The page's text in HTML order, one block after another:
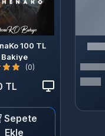
100 TL
Bakiye
(0)
TL
Sepete
Ekle